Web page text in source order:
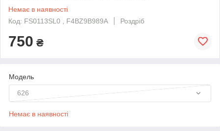
Немає в наявності
Код: FS0113SL0 , F4BZ9B989A
Роздріб
750 ₴
Модель
626
Немає в наявності